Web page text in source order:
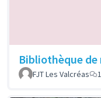
Bibliothèque
FJT Les Valcréas
1